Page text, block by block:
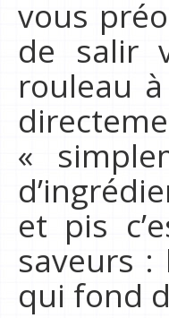
vous
de salir
rouleau
«
et pis
saveurs :
qui fond